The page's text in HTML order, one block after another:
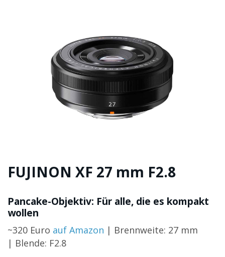
FUJINON XF 27 mm F2.8
Pancake-Objektiv: Für alle, die es kompakt
wollen
~320 Euro auf Amazon | Brennweite: 27 mm
| Blende: F2.8